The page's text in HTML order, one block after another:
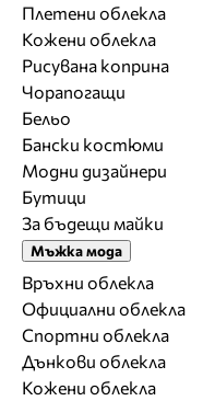
Плетени облекла
Кожени облекла
Рисувана коприна
Чорапогащи
Бельо
Бански костюми
Модни дизайнери
Бутици
За бъдещи майки
Мъжка мода
Връхни облекла
Официални облекла
Спортни облекла
Дънкови облекла
Кожени облекла